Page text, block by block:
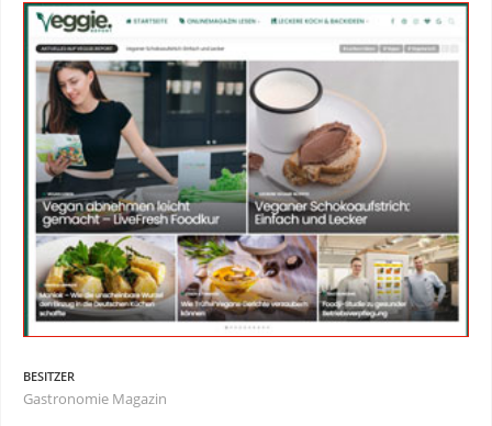
BESITZER
Gastronomie Magazin